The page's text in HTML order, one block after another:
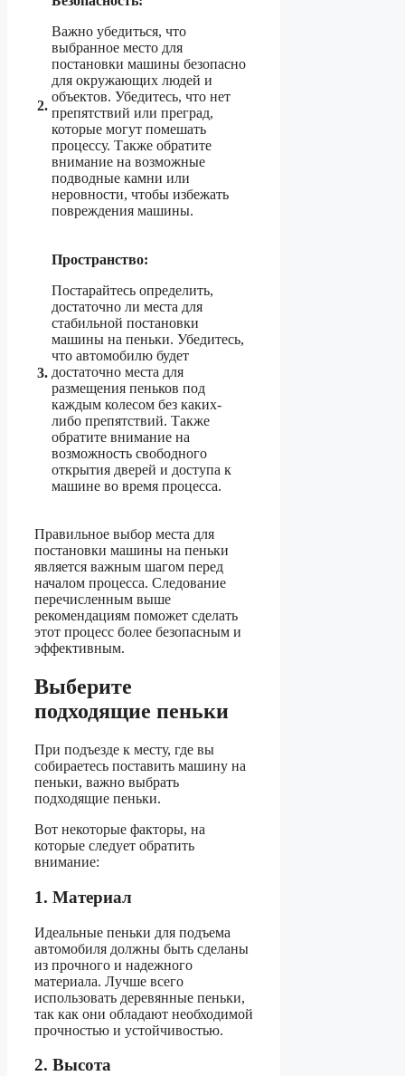
2.
Важно убедиться, что
выбранное место для
постановки машины безопасно
для окружающих людей и
объектов. Убедитесь, что нет
препятствий или преград,
которые могут помешать
процессу. Также обратите
внимание на возможные
подводные камни или
неровности, чтобы избежать
повреждения машины.
3.
Пространство:
Постарайтесь определить,
достаточно ли места для
стабильной постановки
машины на пеньки. Убедитесь,
что автомобилю будет
достаточно места для
размещения пеньков под
каждым колесом без каких-
либо препятствий. Также
обратите внимание на
возможность свободного
открытия дверей и доступа к
машине во время процесса.
Правильное выбор места для
постановки машины на пеньки
является важным шагом перед
началом процесса. Следование
перечисленным выше
рекомендациям поможет сделать
этот процесс более безопасным и
эффективным.
Выберите
подходящие пеньки
При подъезде к месту, где вы
собираетесь поставить машину на
пеньки, важно выбрать
подходящие пеньки.
Вот некоторые факторы, на
которые следует обратить
внимание:
1. Материал
Идеальные пеньки для подъема
автомобиля должны быть сделаны
из прочного и надежного
материала. Лучше всего
использовать деревянные пеньки,
так как они обладают необходимой
прочностью и устойчивостью.
2. Высота